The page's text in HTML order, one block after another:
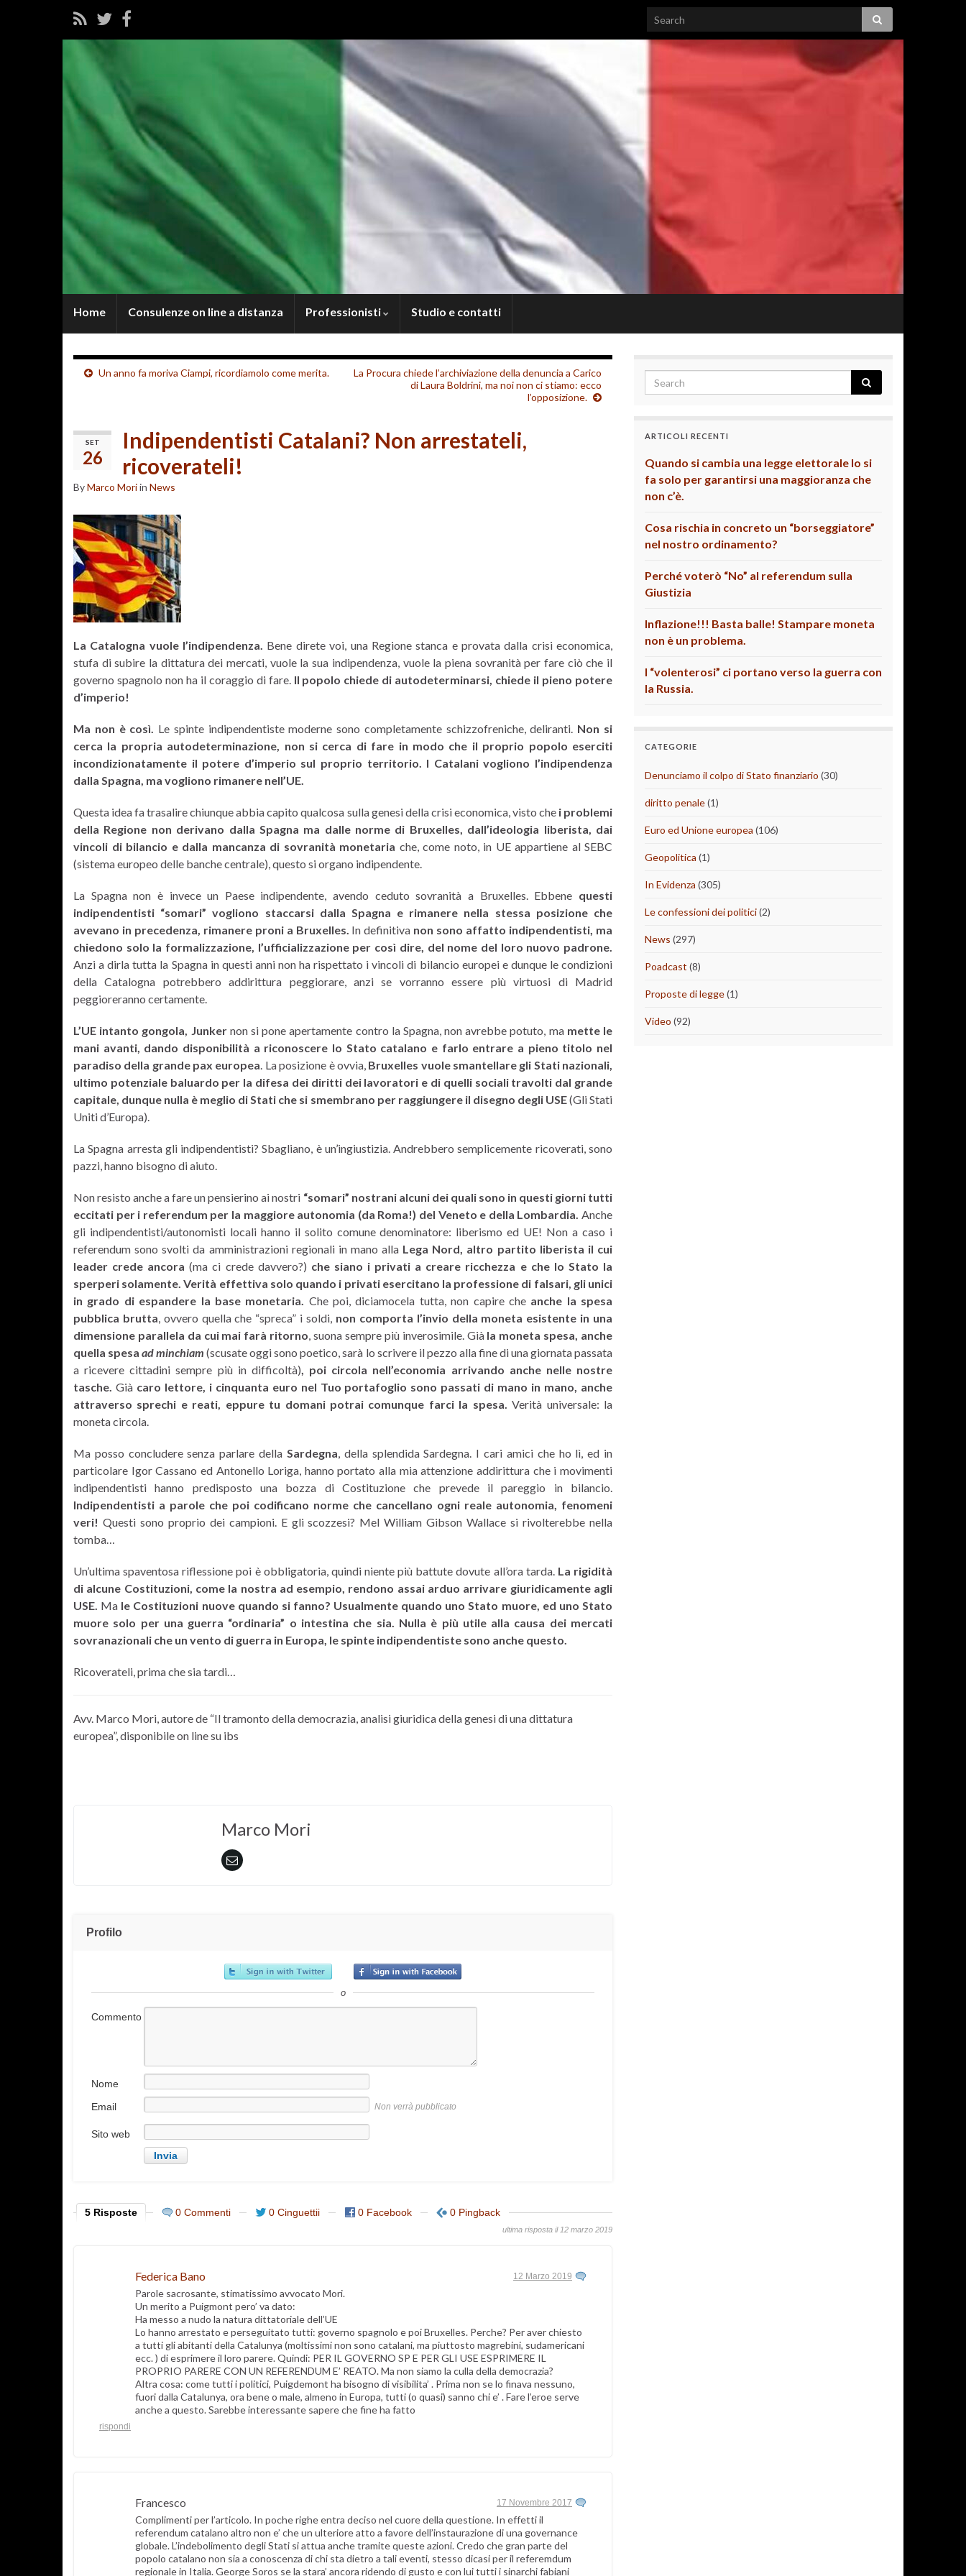
Home Consulenze on line a distanza Professionisti Studio e contatti
Un anno fa moriva Ciampi, ricordiamolo come merita.
La Procura chiede l’archiviazione della denuncia a Carico
di Laura Boldrini, ma noi non ci stiamo: ecco
l’opposizione.
SET
26
Indipendentisti Catalani? Non arrestateli,
ricoverateli!
ByMarco Moriin News
La Catalogna vuole l’indipendenza. Bene direte voi, una Regione stanca e provata dalla crisi economica,
stufa di subire la dittatura dei mercati, vuole la sua indipendenza, vuole la piena sovranità per fare ciò che il
governo spagnolo non ha il coraggio di fare. Il popolo chiede di autodeterminarsi, chiede il pieno potere
d’imperio!
Ma non è così. Le spinte indipendentiste moderne sono completamente schizzofreniche, deliranti. Non si
cerca la propria autodeterminazione, non si cerca di fare in modo che il proprio popolo eserciti
incondizionatamente il potere d’imperio sul proprio territorio. I Catalani vogliono l’indipendenza
dalla Spagna, ma vogliono rimanere nell’UE.
Questa idea fa trasalire chiunque abbia capito qualcosa sulla genesi della crisi economica, visto chei problemi
della Regione non derivano dalla Spagna ma dalle norme di Bruxelles, dall’ideologia liberista, dai
vincoli di bilancio e dalla mancanza di sovranità monetaria che, come noto, in UE appartiene al SEBC
(sistema europeo delle banche centrale), questo si organo indipendente.
La Spagna non è invece un Paese indipendente, avendo ceduto sovranità a Bruxelles. Ebbene questi
indipendentisti “somari” vogliono staccarsi dalla Spagna e rimanere nella stessa posizione che
avevano in precedenza, rimanere proni a Bruxelles. In definitiva non sono affatto indipendentisti, ma
chiedono solo la formalizzazione, l’ufficializzazione per così dire, del nome del loro nuovo padrone.
Anzi a dirla tutta la Spagna in questi anni non ha rispettato i vincoli di bilancio europei e dunque le condizioni
della Catalogna potrebbero addirittura peggiorare, anzi se vorranno essere più virtuosi di Madrid
peggioreranno certamente.
L’UE intanto gongola, Junker non si pone apertamente contro la Spagna, non avrebbe potuto, mamette le
mani avanti, dando disponibilità a riconoscere lo Stato catalano e farlo entrare a pieno titolo nel
paradiso della grande pax europea. La posizione è ovvia, Bruxelles vuole smantellare gli Stati nazionali,
ultimo potenziale baluardo per la difesa dei diritti dei lavoratori e di quelli sociali travolti dal grande
capitale, dunque nulla è meglio di Stati che si smembrano per raggiungere il disegno degli USE(Gli Stati
Uniti d’Europa).
La Spagna arresta gli indipendentisti? Sbagliano, è un’ingiustizia. Andrebbero semplicemente ricoverati, sono
pazzi, hanno bisogno di aiuto.
Non resisto anche a fare un pensierino ai nostri “somari” nostrani alcuni dei quali sono in questi giorni tutti
eccitati per i referendum per la maggiore autonomia (da Roma!) del Veneto e della Lombardia. Anche
gli indipendentisti/autonomisti locali hanno il solito comune denominatore: liberismo ed UE! Non a caso i
referendum sono svolti da amministrazioni regionali in mano alla Lega Nord, altro partito liberista il cui
leader crede ancora (ma ci crede davvero?) che siano i privati a creare ricchezza e che lo Stato la
sperperi solamente. Verità effettiva solo quando i privati esercitano la professione di falsari, gli unici
in grado di espandere la base monetaria. Che poi, diciamocela tutta, non capire che anche la spesa
pubblica brutta, ovvero quella che “spreca” i soldi, non comporta l’invio della moneta esistente in una
dimensione parallela da cui mai farà ritorno, suona sempre più inverosimile. Già la moneta spesa, anche
quella spesaad minchiam (scusate oggi sono poetico, sarà lo scrivere il pezzo alla fine di una giornata passata
a ricevere cittadini sempre più in difficoltà), poi circola nell’economia arrivando anche nelle nostre
tasche. Già caro lettore, i cinquanta euro nel Tuo portafoglio sono passati di mano in mano, anche
attraverso sprechi e reati, eppure tu domani potrai comunque farci la spesa.Verità universale: la
moneta circola.
Ma posso concludere senza parlare della Sardegna, della splendida Sardegna. I cari amici che ho lì, ed in
particolare Igor Cassano ed Antonello Loriga, hanno portato alla mia attenzione addirittura che i movimenti
indipendentisti hanno predisposto una bozza di Costituzione che prevede il pareggio in bilancio.
Indipendentisti a parole che poi codificano norme che cancellano ogni reale autonomia, fenomeni
veri! Questi sono proprio dei campioni. E gli scozzesi? Mel William Gibson Wallace si rivolterebbe nella
tomba…
Un’ultima spaventosa riflessione poi è obbligatoria, quindi niente più battute dovute all’ora tarda. La rigidità
di alcune Costituzioni, come la nostra ad esempio, rendono assai arduo arrivare giuridicamente agli
USE. Ma le Costituzioni nuove quando si fanno? Usualmente quando uno Stato muore, ed uno Stato
muore solo per una guerra “ordinaria” o intestina che sia. Nulla è più utile alla causa dei mercati
sovranazionali che un vento di guerra in Europa, le spinte indipendentiste sono anche questo.
Ricoverateli, prima che sia tardi…
Avv. Marco Mori, autore de “Il tramonto della democrazia, analisi giuridica della genesi di una dittatura
europea”, disponibile on line su ibs
Marco Mori
Profilo
o
Commento
Nome
Email
Non verrà pubblicato
Sito web
5 Risposte 0 Commenti 0 Cinguettii 0 Facebook 0 Pingback
ultima risposta il 12 marzo 2019
Federica Bano 12 Marzo 2019
Parole sacrosante, stimatissimo avvocato Mori.
Un merito a Puigmont pero’ va dato:
Ha messo a nudo la natura dittatoriale dell’UE
Lo hanno arrestato e perseguitato tutti: governo spagnolo e poi Bruxelles. Perche? Per aver chiesto
a tutti gli abitanti della Catalunya (moltissimi non sono catalani, ma piuttosto magrebini, sudamericani
ecc. ) di esprimere il loro parere. Quindi: PER IL GOVERNO SP E PER GLI USE ESPRIMERE IL
PROPRIO PARERE CON UN REFERENDUM E’ REATO. Ma non siamo la culla della democrazia?
Altra cosa: come tutti i politici, Puigdemont ha bisogno di visibilita’ . Prima non se lo finava nessuno,
fuori dalla Catalunya, ora bene o male, almeno in Europa, tutti (o quasi) sanno chi e’ . Fare l’eroe serve
anche a questo. Sarebbe interessante sapere che fine ha fatto
rispondi
Francesco 17 Novembre 2017
Complimenti per l’articolo. In poche righe entra deciso nel cuore della questione. In effetti il
referendum catalano altro non e’ che un ulteriore atto a favore dell’instaurazione di una governance
globale. L’indebolimento degli Stati si attua anche tramite queste azioni. Credo che gran parte del
popolo catalano non sia a conoscenza di chi sta dietro a tali eventi, stesso dicasi per il referemdum
regionale in Italia. George Soros se la stara’ ancora ridendo di gusto e con lui tutti i sinarchi fabiani
ARTICOLI RECENTI
Quando si cambia una legge elettorale lo si
fa solo per garantirsi una maggioranza che
non c’è.
Cosa rischia in concreto un “borseggiatore”
nel nostro ordinamento?
Perché voterò “No” al referendum sulla
Giustizia
Inflazione!!! Basta balle! Stampare moneta
non è un problema.
I “volenterosi” ci portano verso la guerra con
la Russia.
CATEGORIE
Denunciamo il colpo di Stato finanziario (30)
diritto penale(1)
Euro ed Unione europea (106)
Geopolitica (1)
In Evidenza (305)
Le confessioni dei politici(2)
News (297)
Poadcast (8)
Proposte di legge(1)
Video (92)